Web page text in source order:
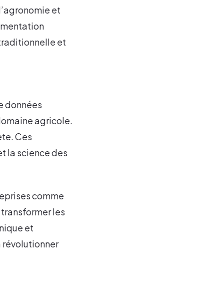
et
et
données
agricole.
Ces
la science des
comme
les
et
révolutionner